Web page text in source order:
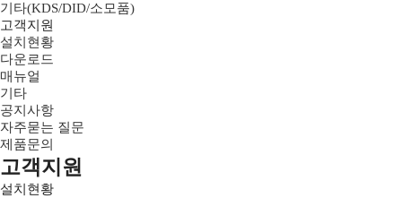
기타(KDS/DID/소모품)
고객지원
설치현황
다운로드
매뉴얼
기타
공지사항
자주묻는 질문
제품문의
고객지원
설치현황